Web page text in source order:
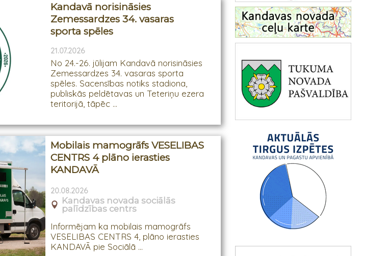
Kandavā norisināsies
Zemessardzes 34. vasaras
sporta spēles
21.07.2026
No 24.-26. jūlijam Kandavā norisināsies
Zemessardzes 34. vasaras sporta
spēles. Sacensības notiks stadiona,
publiskās peldētavas un Teteriņu ezera
teritorijā, tāpēc ...
Mobilais mamogrāfs VESELIBAS
CENTRS 4 plāno ierasties
KANDAVĀ
20.08.2026
Kandavas novada sociālās
palīdzības centrs
Informējam ka mobilais mamogrāfs
VESELIBAS CENTRS 4, plāno ierasties
KANDAVĀ pie Sociālā ...